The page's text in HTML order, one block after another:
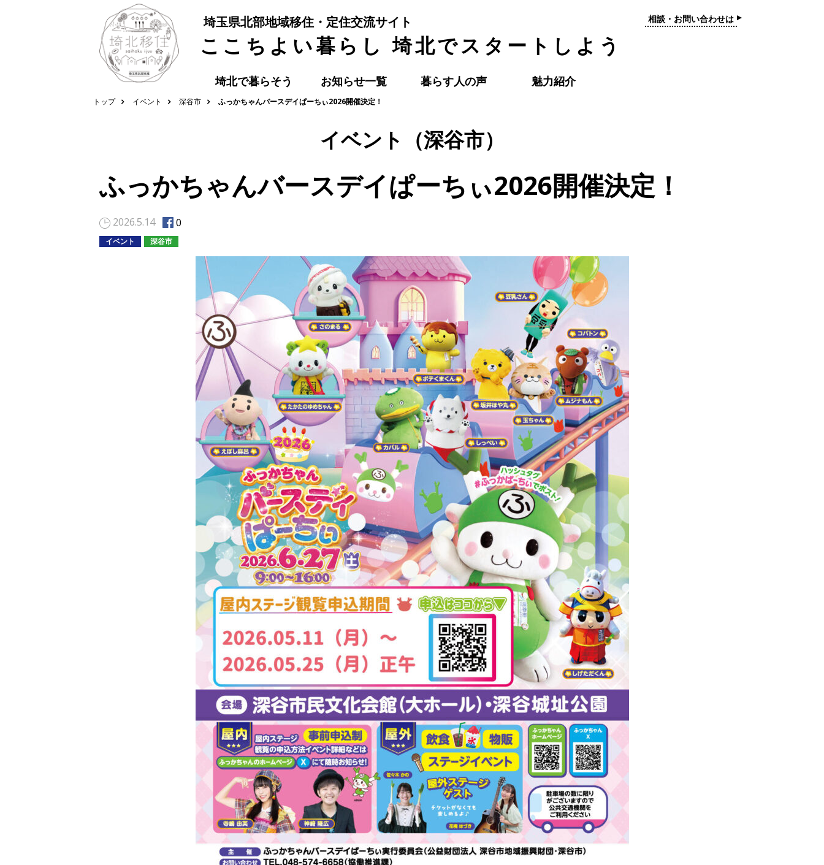
埼玉県北部地域移住・定住交流サイト 相談・お問い合わせは
ここちよい暮らし 埼北でスタートしよう
埼北で暮らそう お知らせ一覧 暮らす人の声 魅力紹介
トップ イベント 深谷市 ふっかちゃんバースデイぱーちぃ2026開催決定！
イベント（深谷市）
ふっかちゃんバースデイぱーちぃ2026開催決定！
2026.5.14 0
イベント 深谷市